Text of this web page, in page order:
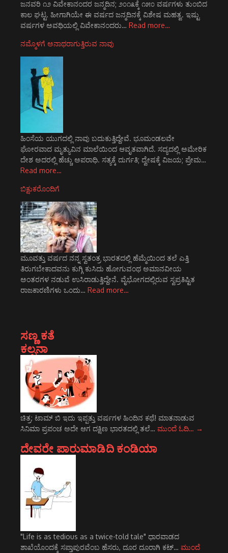
ಜನವರಿ ೧೨ ವಿವೇಕಾನಂದರ ಜನ್ಮದಿನ; ೨೦೧೩ಕ್ಕೆ ೧೫೦ ವರ್ಷಗಳು ತುಂಬಿದ
ಕಾಲ ಘಟ್ಟ. ಹೀಗಾಗಿಯೇ ಈ ವರ್ಷದ ಜನ್ಮದಿನಕ್ಕೆ ವಿಶೇಷ ಮಹತ್ವ. ಇಷ್ಟು
ವರ್ಷಗಳ ಅವಧಿಯಲ್ಲಿ ವಿವೇಕಾನಂದರು… Read more…
ನಮ್ಮೊಳಗೆ ಅನಾಥರಾಗುತ್ತಿರುವ ನಾವು
ಹಿಂಸೆಯ ಯುಗದಲ್ಲಿ ನಾವು ಬದುಕುತ್ತಿದ್ದೇವೆ. ಭೂಮಂಡಲವೇ
ಘೋರವಾದ ಮೃತ್ಯುವಿನ ಮಾಲೆಯಿಂದ ಆವೃತವಾಗಿದೆ. ಸದ್ಯದಲ್ಲಿ ಅಮೇರಿಕ
ದೇಶ ಅದರಲ್ಲಿ ಹೆಚ್ಚು ಅಪರಾಧಿ. ಸತ್ಯಕ್ಕೆ ದುರ್ಗತಿ; ದ್ವೇಷಕ್ಕೆ ವಿಜಯ; ಪ್ರೇಮ…
Read more…
ಬಿಕ್ಷುಕರೊಂದಿಗೆ
ಮೂವತ್ತು ವರ್ಷದ ನನ್ನ ಸ್ವತಂತ್ರ ಭಾರತದಲ್ಲಿ ಹೆಮ್ಮೆಯಿಂದ ತಲೆ ಎತ್ತಿ
ತಿರುಗಬೇಕಾದವನು ಕುಗ್ಗಿ ಕುಸಿದು ಹೋಗುವಂಥ ಅಮಾನವೀಯ
ಅಂತರಗಳ ನಡುವೆ ಉಸಿರಾಡುತ್ತಿದ್ದೇನೆ. ವೈಭೋಗದಲ್ಲಿರುವ ಸ್ವಪ್ರತಿಷ್ಟಿತ
ರಾಜಕಾರಣಿಗಳು ಒಂದು… Read more…
ಸಣ್ಣ ಕತೆ
ಕಲ್ಪನಾ
ಚಿತ್ರ: ಟಾಮ್ ಬಿ ಇದು ಇಪ್ಪತ್ತು ವರ್ಷಗಳ ಹಿಂದಿನ ಕಥೆ! ಮಾತನಾಡುವ
ಸಿನಿಮಾ ಪ್ರಪಂಚ ಅದೇ ಆಗ ದಕ್ಷಿಣ ಭಾರತದಲ್ಲಿ ತಲೆ… ಮುಂದೆ ಓದಿ… →
ದೇವರೇ ಪಾರುಮಾಡಿದಿ ಕಂಡಿಯಾ
"Life is as tedious as a twice-told tale" ಧಾರವಾಡದ
ಶಾಖೆಯೊಂದಕ್ಕೆ ಸಪ್ತಾಪುರವೆಂಬ ಹೆಸರು, ದೂರ ದೂರಾಗಿ ಕಟ್… ಮುಂದೆ